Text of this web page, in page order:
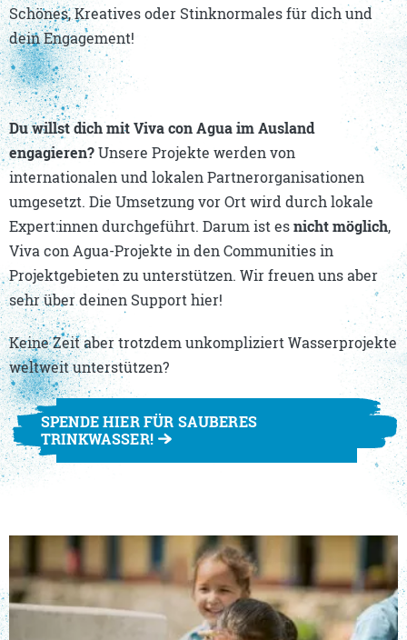
Schönes, Kreatives oder Stinknormales für dich und
dein Engagement!
Du willst dich mit Viva con Agua im Ausland
engagieren?Unsere Projekte werden von
internationalen und lokalen Partnerorganisationen
umgesetzt. Die Umsetzung vor Ort wird durch lokale
Expert:innen durchgeführt. Darum ist esnicht möglich,
Viva con Agua-Projekte in den Communities in
Projektgebieten zu unterstützen. Wir freuen uns aber
sehr über deinen Support hier!
Keine Zeit aber trotzdem unkompliziert Wasserprojekte
weltweit unterstützen?
SPENDE HIER FÜR SAUBERES
TRINKWASSER!